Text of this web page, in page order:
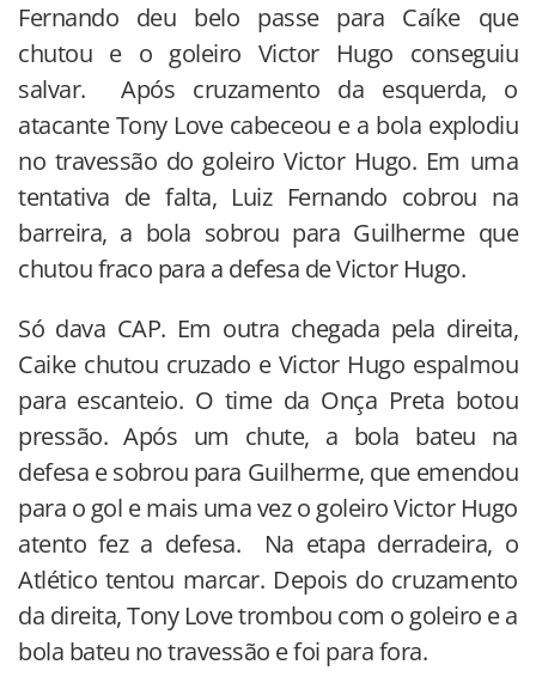
Fernando deu belo passe para Caíke que
chutou e o goleiro Victor Hugo conseguiu
salvar. Após cruzamento da esquerda, o
atacante Tony Love cabeceou e a bola explodiu
no travessão do goleiro Victor Hugo. Em uma
tentativa de falta, Luiz Fernando cobrou na
barreira, a bola sobrou para Guilherme que
chutou fraco para a defesa de Victor Hugo.
Só dava CAP. Em outra chegada pela direita,
Caike chutou cruzado e Victor Hugo espalmou
para escanteio. O time da Onça Preta botou
pressão. Após um chute, a bola bateu na
defesa e sobrou para Guilherme, que emendou
para o gol e mais uma vez o goleiro Victor Hugo
atento fez a defesa. Na etapa derradeira, o
Atlético tentou marcar. Depois do cruzamento
da direita, Tony Love trombou com o goleiro e a
bola bateu no travessão e foi para fora.